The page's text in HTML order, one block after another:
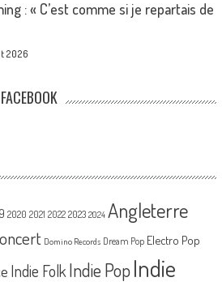
: « C’est comme si je repartais de
2026
2020 2021 2022 2023 2024 Angleterre
Domino Records Dream Pop Electro Pop
Indie Folk Indie PopIndie